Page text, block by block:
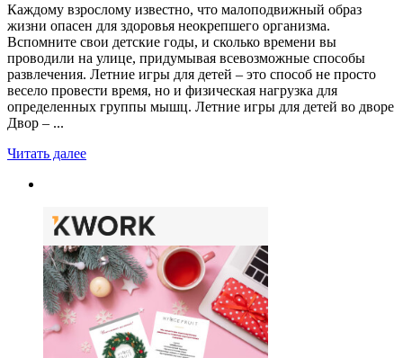
Каждому взрослому известно, что малоподвижный образ
жизни опасен для здоровья неокрепшего организма.
Вспомните свои детские годы, и сколько времени вы
проводили на улице, придумывая всевозможные способы
развлечения. Летние игры для детей – это способ не просто
весело провести время, но и физическая нагрузка для
определенных группы мышц. Летние игры для детей во дворе
Двор – ...
Читать далее